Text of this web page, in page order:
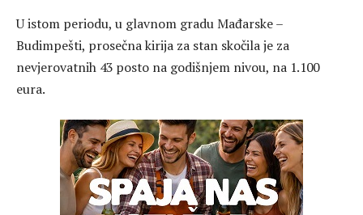
U istom periodu, u glavnom gradu Mađarske –
Budimpešti, prosečna kirija za stan skočila je za
nevjerovatnih 43 posto na godišnjem nivou, na 1.100
eura.